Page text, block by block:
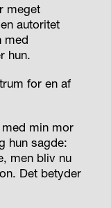
meget
autoritet
med
hun.
for en af
min mor
hun sagde:
men bliv nu
Det betyder